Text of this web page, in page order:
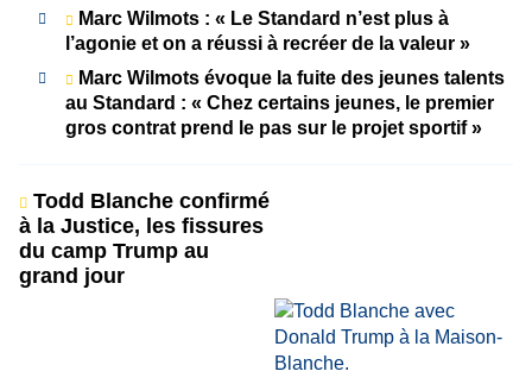
Marc Wilmots : « Le Standard n’est plus à
l’agonie et on a réussi à recréer de la valeur »
Marc Wilmots évoque la fuite des jeunes talents
au Standard : « Chez certains jeunes, le premier
gros contrat prend le pas sur le projet sportif »
Todd Blanche confirmé
à la Justice, les fissures
du camp Trump au
grand jour